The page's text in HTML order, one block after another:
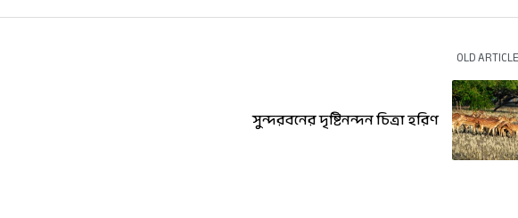
OLD
সুন্দরবনের দৃষ্টিনন্দন চিত্রা হরিণ